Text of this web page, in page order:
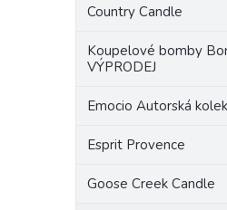
Country Candle
Koupelové bomby
VÝPRODEJ
Emocio Autorská
Esprit Provence
Goose Creek Candle